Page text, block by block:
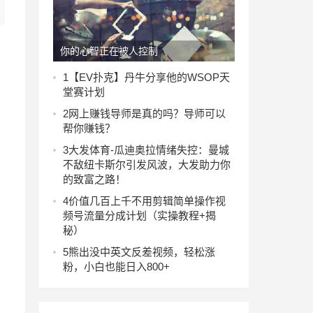
你的心智正在被人控制
1 【EV扑克】丹牛分享他的WSOP天
堂赛计划
2网上赚钱导师是真的吗？导师可以
帮你赚钱？
3大发体育-瓜迪奥拉情绪失控：曼城
不敌纽卡斯尔引发风波，大发助力你
的致富之路！
4价值几百上千不用剪辑简单操作视
频号流量分成计划（实操教程+揭
秘）
5熊出没中英文反差视频，轻松涨
粉，小白也能日入800+